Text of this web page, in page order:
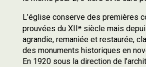
L’église conserve des premières
prouvées du XIIesiècle mais
agrandie, remaniée et restaurée,
des monuments historiques en
En 1920 sous la direction de